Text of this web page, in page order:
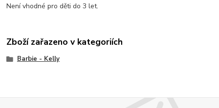
Není vhodné pro děti do 3 let.
Zboží zařazeno v kategoriích
Barbie - Kelly